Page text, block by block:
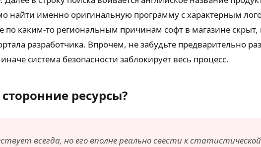
найти именно оригинальную программу с характерным
каким-то региональным причинам софт в магазине
разработчика. Впрочем, не забудьте предварительно
система безопасности заблокирует весь процесс.
ресурсы?
всегда, но его вполне реально свести к